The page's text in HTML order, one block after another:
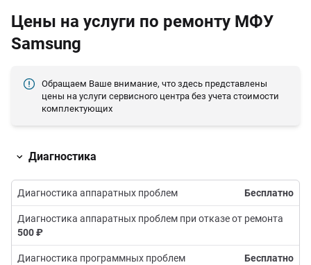
Цены на услуги по ремонту МФУ
Samsung
Обращаем Ваше внимание, что здесь представлены
цены на услуги сервисного центра без учета стоимости
комплектующих
Диагностика
Диагностика аппаратных проблем Бесплатно
Диагностика аппаратных проблем при отказе от ремонта
500 ₽
Диагностика программных проблем Бесплатно